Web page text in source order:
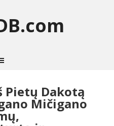
Pietų Dakotą
Mičigano